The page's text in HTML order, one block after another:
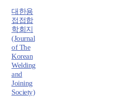
대한용
접접합
학회지
(Journal
of The
Korean
Welding
and
Joining
Society)